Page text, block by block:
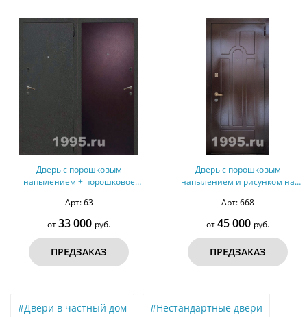
Дверь с порошковым
напылением + порошковое
Арт: 63
от33 000 руб.
ПРЕДЗАКАЗ
Дверь с порошковым
напылением и рисунком на
Арт: 668
от45 000 руб.
ПРЕДЗАКАЗ
#Двери в частный дом #Нестандартные двери